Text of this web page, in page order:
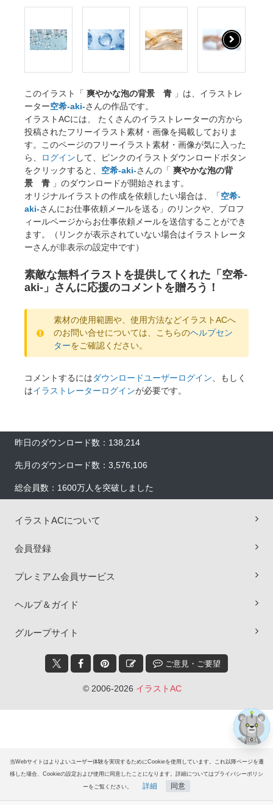
当Webサイトはよりよいユーザー体験を実現するためにCookieを使用しています。これ以降ページを遷
移した場合、Cookieの設定および使用に同意したことになります。詳細についてはプライバシーポリシ
ーをご覧ください。 詳細 同意
このイラスト「 爽やかな泡の背景 青 」は、イラストレ
ーター空希-aki-さんの作品です。
イラストACには、 たくさんのイラストレーターの方から
投稿されたフリーイラスト素材・画像を掲載しておりま
す。このページのフリーイラスト素材・画像が気に入った
ら、
ログイン して、ピンクのイラストダウンロードボタン
をクリックすると、 空希-aki-さんの「 爽やかな泡の背
景 青 」のダウンロードが開始されます。
オリジナルイラストの作成を依頼したい場合は、「空希-
aki-さんにお仕事依頼メールを送る」のリンクや、プロフ
ィールページからお仕事依頼メールを送信することができ
ます。（リンクが表示されていない場合はイラストレータ
ーさんが非表示の設定中です）
素敵な無料イラストを提供してくれた「空希-
aki-」さんに応援のコメントを贈ろう！
素材の使用範囲や、使用方法などイラストACへ
のお問い合せについては、こちらのヘルプセン
ターをご確認ください。
コメントするにはダウンロードユーザーログイン、もしく
はイラストレーターログインが必要です。
昨日のダウンロード数：138,214
先月のダウンロード数：3,576,106
総会員数：1600万人を突破しました
イラストACについて
会員登録
プレミアム会員サービス
ヘルプ＆ガイド
グループサイト
ご意見・ご要望
© 2006-2026 イラストAC